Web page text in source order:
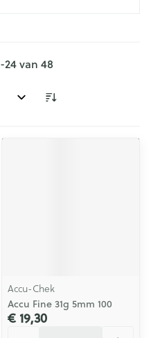
-24van 48
Accu-Chek
Accu Fine 31g 5mm 100
€ 19,30